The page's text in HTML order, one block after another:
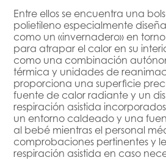
Entre ellos se encuentra una
polietileno especialmente
como un «invernadero» en
para atrapar el calor en su
como una combinación
térmica y unidades de
proporciona una superficie
fuente de calor radiante y un
respiración asistida
un entorno caldeado y una
al bebé mientras el personal
comprobaciones pertinentes y
respiración asistida en caso